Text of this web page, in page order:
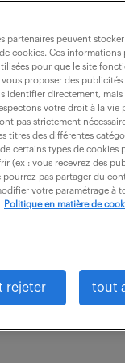
an
seront les
et que les
partenaires peuvent
cookies. Ces informations
pour que le site
proposer des publicités
identifier directement,
votre droit à la vie
pas strictement
titres des différentes
certains types de cookies
(ex : vous recevrez des
pas partager du
votre paramétrage à
Politique en matière de
rejeter tout